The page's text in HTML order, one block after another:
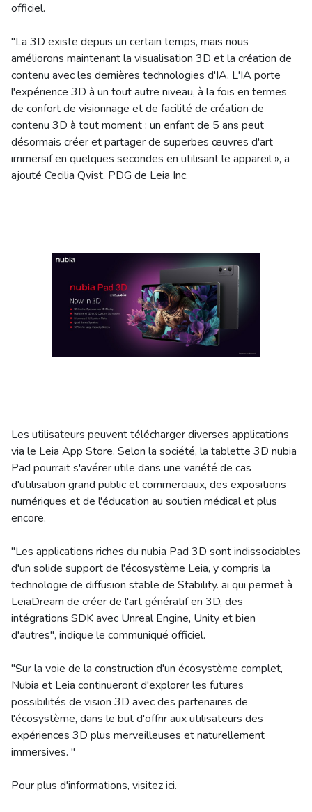
officiel.
"La 3D existe depuis un certain temps, mais nous
améliorons maintenant la visualisation 3D et la création de
contenu avec les dernières technologies d'IA. L'IA porte
l'expérience 3D à un tout autre niveau, à la fois en termes
de confort de visionnage et de facilité de création de
contenu 3D à tout moment : un enfant de 5 ans peut
désormais créer et partager de superbes œuvres d'art
immersif en quelques secondes en utilisant le appareil », a
ajouté Cecilia Qvist, PDG de Leia Inc.
Les utilisateurs peuvent télécharger diverses applications
via le Leia App Store. Selon la société, la tablette 3D nubia
Pad pourrait s'avérer utile dans une variété de cas
d'utilisation grand public et commerciaux, des expositions
numériques et de l'éducation au soutien médical et plus
encore.
"Les applications riches du nubia Pad 3D sont indissociables
d'un solide support de l'écosystème Leia, y compris la
technologie de diffusion stable de Stability. ai qui permet à
LeiaDream de créer de l'art génératif en 3D, des
intégrations SDK avec Unreal Engine, Unity et bien
d'autres", indique le communiqué officiel.
"Sur la voie de la construction d'un écosystème complet,
Nubia et Leia continueront d'explorer les futures
possibilités de vision 3D avec des partenaires de
l'écosystème, dans le but d'offrir aux utilisateurs des
expériences 3D plus merveilleuses et naturellement
immersives. "
Pour plus d'informations, visitez ici.